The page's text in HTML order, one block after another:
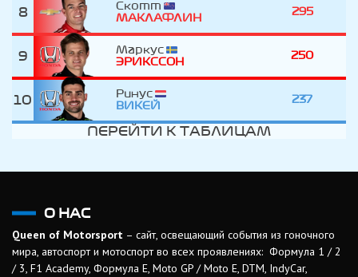
8
Скотт
МАКЛАФЛИН
295
9
Маркус
ЭРИКССОН
250
10
Ринус
ВИКЕЙ
237
ПЕРЕЙТИ К ТАБЛИЦАМ
О НАС
Queen of Motorsport – сайт, освещающий события из гоночного
мира, автоспорт и мотоспорт во всех проявлениях: Формула 1 / 2
/ 3, F1 Academy, Формула Е, Moto GP / Moto E, DTM, IndyCar,